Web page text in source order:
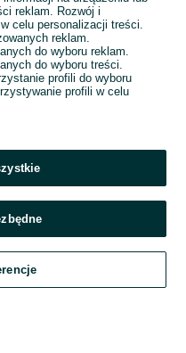
SMS
Czat Konto
reklam. Rozwój i
celu personalizacji treści.
reklam.
do wyboru reklam.
do wyboru treści.
profili do wyboru
profili w celu